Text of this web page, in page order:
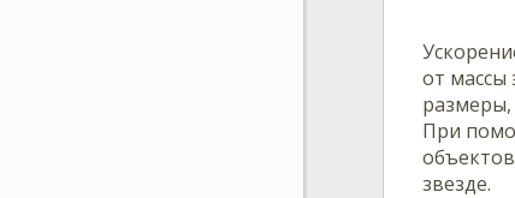
от массы
размеры,
При
звезде.